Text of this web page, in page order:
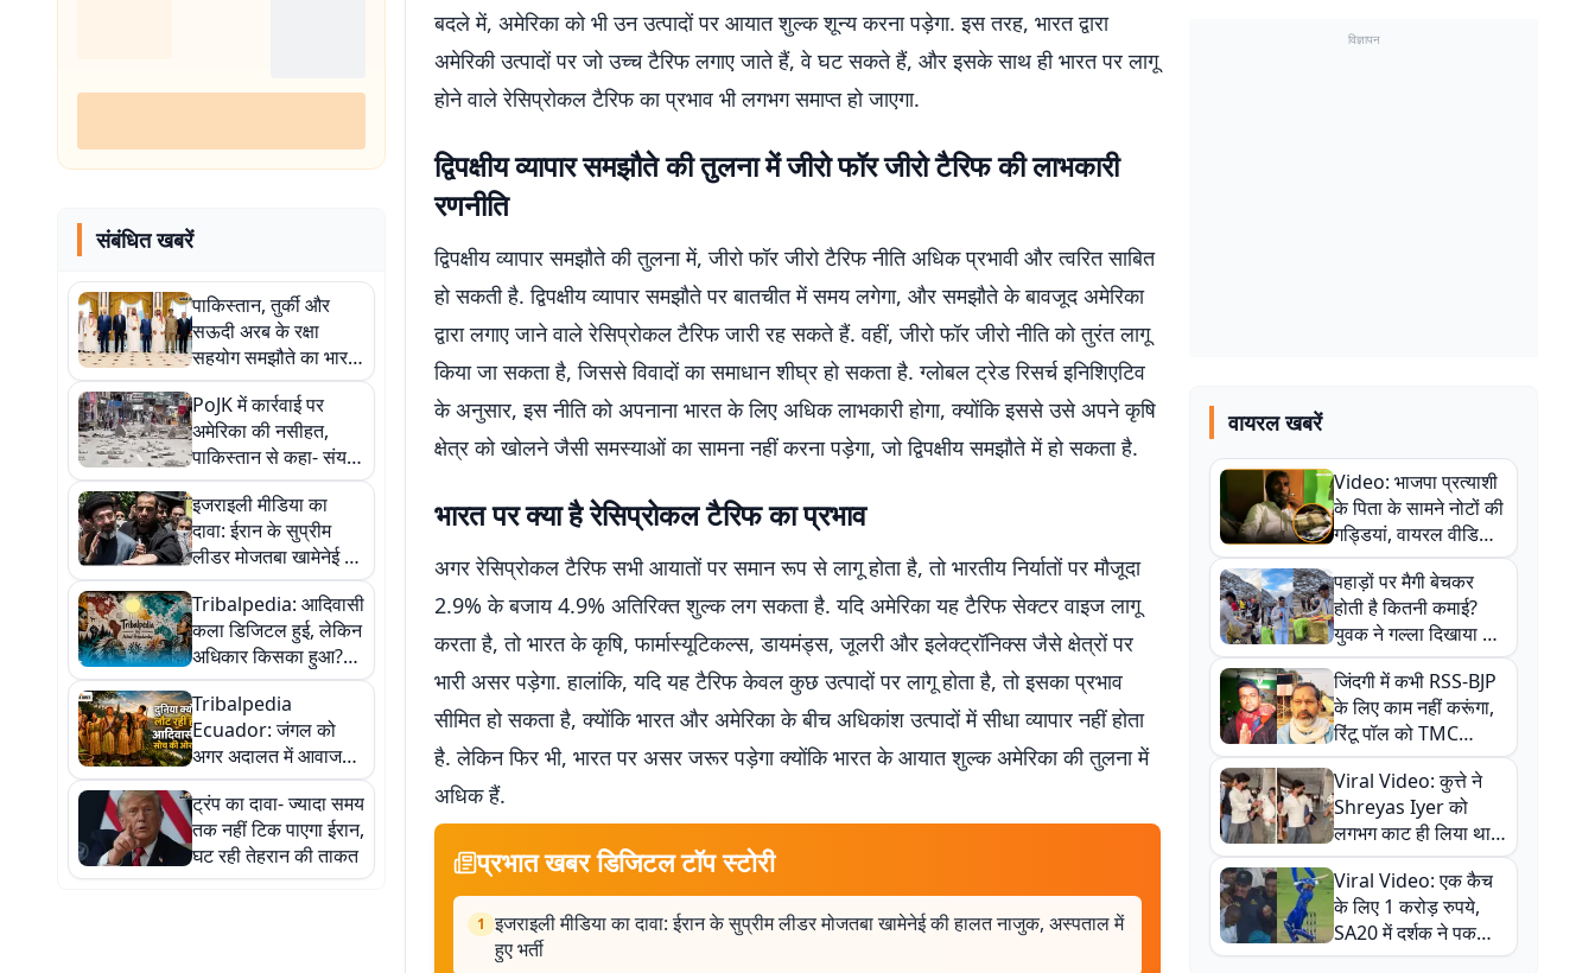
संबंधित खबरें
पाकिस्तान, तुर्की और
सऊदी अरब के रक्षा
सहयोग समझौते का भारत
पर क्या होगा असर?
PoJK में कार्रवाई पर
अमेरिका की नसीहत,
पाकिस्तान से कहा- संयम
बरतें और लोगों की आजादी
का सम्मान करें
इजराइली मीडिया का
दावा: ईरान के सुप्रीम
लीडर मोजतबा खामेनेई की
हालत नाजुक, अस्पताल में
हुए भर्ती
Tribalpedia: आदिवासी
कला डिजिटल हुई, लेकिन
अधिकार किसका हुआ?
Part 1
Tribalpedia
Ecuador: जंगल को
अगर अदालत में आवाज
मिल जाए तो क्या होगा?
ट्रंप का दावा- ज्यादा समय
तक नहीं टिक पाएगा ईरान,
घट रही तेहरान की ताकत
बदले में, अमेरिका को भी उन उत्पादों पर आयात शुल्क शून्य करना पड़ेगा. इस तरह, भारत द्वारा
अमेरिकी उत्पादों पर जो उच्च टैरिफ लगाए जाते हैं, वे घट सकते हैं, और इसके साथ ही भारत पर लागू
होने वाले रेसिप्रोकल टैरिफ का प्रभाव भी लगभग समाप्त हो जाएगा.
द्विपक्षीय व्यापार समझौते की तुलना में जीरो फॉर जीरो टैरिफ की लाभकारी
रणनीति
द्विपक्षीय व्यापार समझौते की तुलना में, जीरो फॉर जीरो टैरिफ नीति अधिक प्रभावी और त्वरित साबित
हो सकती है. द्विपक्षीय व्यापार समझौते पर बातचीत में समय लगेगा, और समझौते के बावजूद अमेरिका
द्वारा लगाए जाने वाले रेसिप्रोकल टैरिफ जारी रह सकते हैं. वहीं, जीरो फॉर जीरो नीति को तुरंत लागू
किया जा सकता है, जिससे विवादों का समाधान शीघ्र हो सकता है. ग्लोबल ट्रेड रिसर्च इनिशिएटिव
के अनुसार, इस नीति को अपनाना भारत के लिए अधिक लाभकारी होगा, क्योंकि इससे उसे अपने कृषि
क्षेत्र को खोलने जैसी समस्याओं का सामना नहीं करना पड़ेगा, जो द्विपक्षीय समझौते में हो सकता है.
भारत पर क्या है रेसिप्रोकल टैरिफ का प्रभाव
अगर रेसिप्रोकल टैरिफ सभी आयातों पर समान रूप से लागू होता है, तो भारतीय निर्यातों पर मौजूदा
2.9% के बजाय 4.9% अतिरिक्त शुल्क लग सकता है. यदि अमेरिका यह टैरिफ सेक्टर वाइज लागू
करता है, तो भारत के कृषि, फार्मास्यूटिकल्स, डायमंड्स, जूलरी और इलेक्ट्रॉनिक्स जैसे क्षेत्रों पर
भारी असर पड़ेगा. हालांकि, यदि यह टैरिफ केवल कुछ उत्पादों पर लागू होता है, तो इसका प्रभाव
सीमित हो सकता है, क्योंकि भारत और अमेरिका के बीच अधिकांश उत्पादों में सीधा व्यापार नहीं होता
है. लेकिन फिर भी, भारत पर असर जरूर पड़ेगा क्योंकि भारत के आयात शुल्क अमेरिका की तुलना में
अधिक हैं.
प्रभात खबर डिजिटल टॉप स्टोरी
1 इजराइली मीडिया का दावा: ईरान के सुप्रीम लीडर मोजतबा खामेनेई की हालत नाजुक, अस्पताल में
हुए भर्ती
विज्ञापन
वायरल खबरें
Video: भाजपा प्रत्याशी
के पिता के सामने नोटों की
गड्डियां, वायरल वीडियो
से राजनीति में उबाल,
अजित महतो बोले- TMC
की गंदी चाल
पहाड़ों पर मैगी बेचकर
होती है कितनी कमाई?
युवक ने गल्ला दिखाया तो
नौकरी वालों के खड़े हो गए
कान
जिंदगी में कभी RSS-BJP
के लिए काम नहीं करूंगा,
रिंटू पॉल को TMC
ऑफिस में ले जाकर पीटा,
Video वायरल
Viral Video: कुत्ते ने
Shreyas Iyer को
लगभग काट ही लिया था,
न्यूजीलैंड सीरीज से पहले
बाल-बाल बचे
Viral Video: एक कैच
के लिए 1 करोड़ रुपये,
SA20 में दर्शक ने पकड़ा
एक हाथ से गजब का कैच